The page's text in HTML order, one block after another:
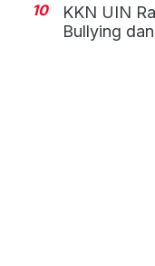
10
KKN UIN
Bullying